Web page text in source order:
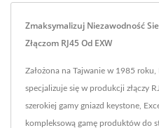
Zmaksymalizuj Niezawodność
Złączom RJ45 Od EXW
Założona na Tajwanie w 1985 roku,
specjalizuje się w produkcji złączy
szerokiej gamy gniazd keystone,
kompleksową gamę produktów do